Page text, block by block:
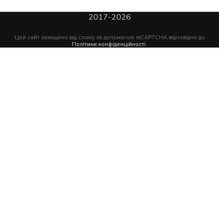
2017-2026
Цей сайт захищено від спаму за допомогою reCAPTCHA відповідно до
Політики конфіденційності.